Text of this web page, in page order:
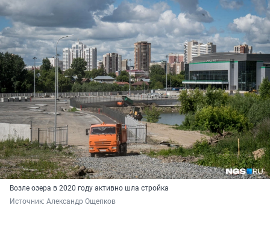
Возле озера в 2020 году активно шла стройка
Источник: Александр Ощепков